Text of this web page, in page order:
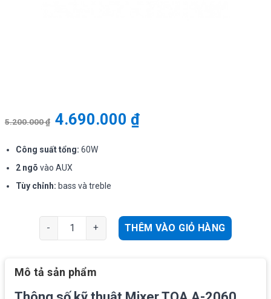
5.200.000₫ 4.690.000₫
Công suất tổng: 60W
2 ngõ vào AUX
Tùy chỉnh: bass và treble
TOA A-2060 | Amply liền mixer 60W, 2 ngõ AUX, cân
THÊM VÀO GIỎ HÀNG
Mô tả sản phẩm